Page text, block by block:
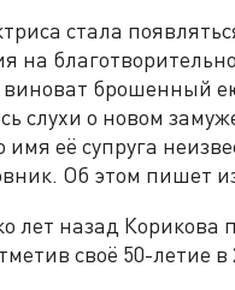
стала
на
брошенный
слухи о новом
имя её супруга
Об этом пишет
лет назад
своё 50-летие в